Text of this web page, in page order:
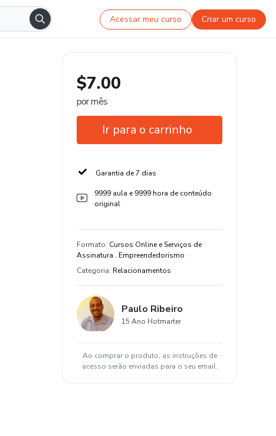
Acessar meu curso Criar um curso
$7.00
por mês
Ir para o carrinho
Garantia de 7 dias
9999 aula e 9999 hora de conteúdo
original
Formato: Cursos Online e Serviços de
Assinatura . Empreendedorismo
Categoria: Relacionamentos
Paulo Ribeiro
15 Ano Hotmarter
Ao comprar o produto, as instruções de
acesso serão enviadas para o seu email.